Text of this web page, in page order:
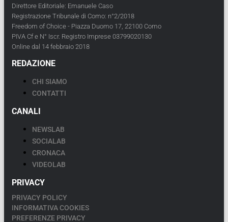
Direttore Editoriale: Emanuele Caso
Registrazione Tribunale di Como: n°2/2018
Freedom of Choice - Piazza Duomo 17, 22100 Como
PIVA Cf e N° Iscr. Registro Imprese 03799020130
Online dal 14 febbraio 2018
REDAZIONE
CHI SIAMO
CONTATTI
CANALI
NEWSLAB
SOCIALAB
CRONACA
VIDEOLAB
PRIVACY
PRIVACY POLICY
INFORMATIVA COOKIES
PREFERENZE PRIVACY